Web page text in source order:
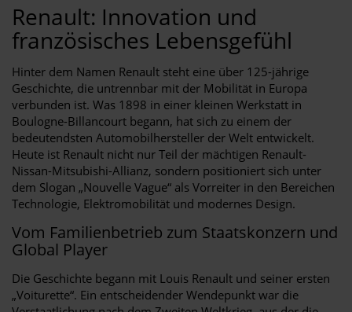
Renault: Innovation und
französisches Lebensgefühl
Hinter dem Namen Renault steht eine über 125-jährige
Geschichte, die untrennbar mit der Mobilität in Europa
verbunden ist. Was 1898 in einer kleinen Werkstatt in
Boulogne-Billancourt begann, hat sich zu einem der
bedeutendsten Automobilhersteller der Welt entwickelt.
Heute ist Renault nicht nur Teil der mächtigen Renault-
Nissan-Mitsubishi-Allianz, sondern positioniert sich unter
dem Slogan „Nouvelle Vague“ als Vorreiter in den Bereichen
Technologie, Elektromobilität und modernes Design.
Vom Familienbetrieb zum Staatskonzern und
Global Player
Die Geschichte begann mit Louis Renault und seiner ersten
„Voiturette“. Ein entscheidender Wendepunkt war die